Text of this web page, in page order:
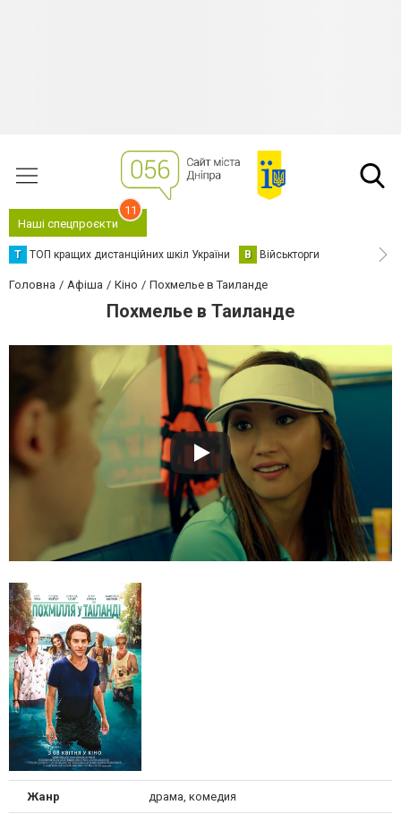
Наші спецпроєкти
11
Т ТОП кращих дистанційних шкіл України В Військторги
Головна Афіша Кіно Похмелье в Таиланде
Похмелье в Таиланде
Жанр драма, комедия